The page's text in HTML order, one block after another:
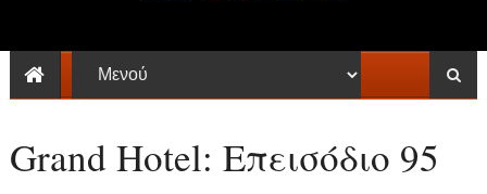
Grand Hotel: Επεισόδιο 95